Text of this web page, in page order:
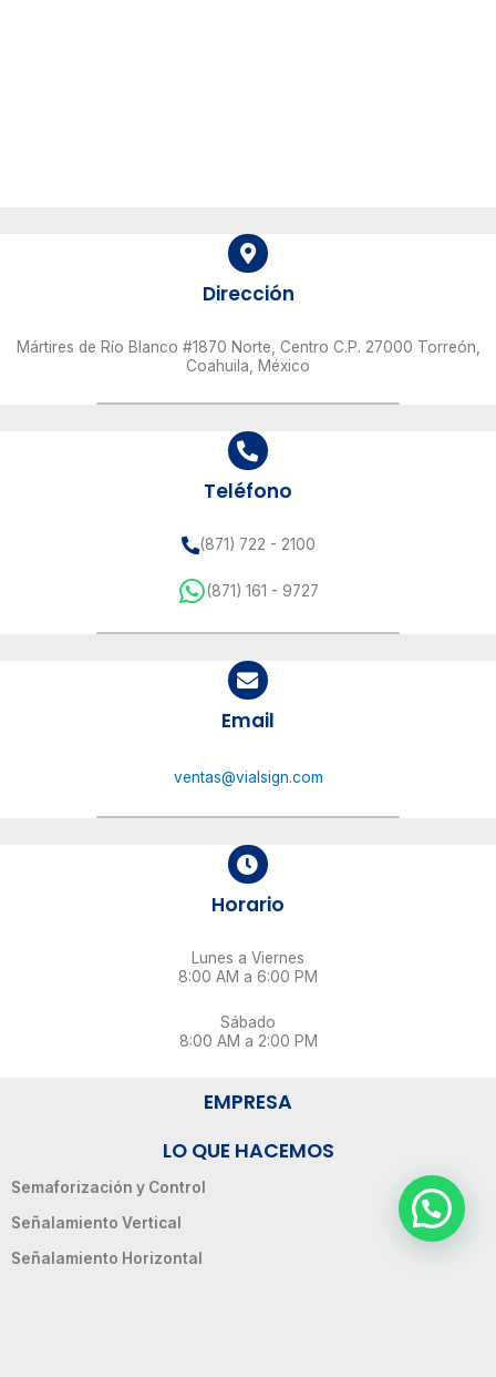
Dirección
Mártires de Río Blanco #1870 Norte, Centro C.P. 27000 Torreón,
Coahuila, México
Teléfono
(871) 722 - 2100
(871) 161 - 9727
Email
ventas@vialsign.com
Horario
Lunes a Viernes
8:00 AM a 6:00 PM
Sábado
8:00 AM a 2:00 PM
EMPRESA
LO QUE HACEMOS
Semaforización y Control
Señalamiento Vertical
Señalamiento Horizontal